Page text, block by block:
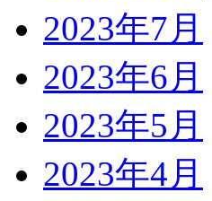
2023年7月
2023年6月
2023年5月
2023年4月